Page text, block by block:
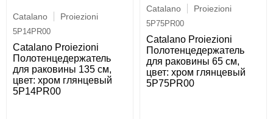
Catalano Proiezioni
5P14PR00
Catalano Proiezioni
Полотенцедержатель
для раковины 135 см,
цвет: хром глянцевый
5P14PR00
Catalano Proiezioni
5P75PR00
Catalano Proiezioni
Полотенцедержатель
для раковины 65 см,
цвет: хром глянцевый
5P75PR00